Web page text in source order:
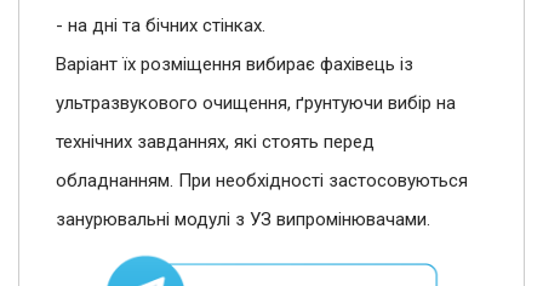
- на дні та бічних стінках.
Варіант їх розміщення вибирає фахівець із
ультразвукового очищення, ґрунтуючи вибір на
технічних завданнях, які стоять перед
обладнанням. При необхідності застосовуються
занурювальні модулі з УЗ випромінювачами.